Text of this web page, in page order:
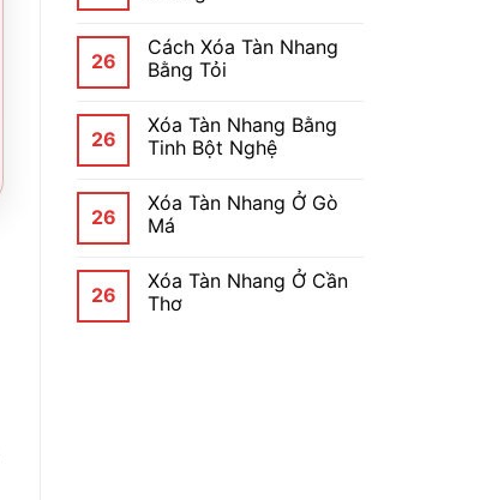
26
Cách Xóa Tàn Nhang
Bằng Tỏi
26
Xóa Tàn Nhang Bằng
Tinh Bột Nghệ
26
Xóa Tàn Nhang Ở Gò
Má
26
Xóa Tàn Nhang Ở Cần
Thơ